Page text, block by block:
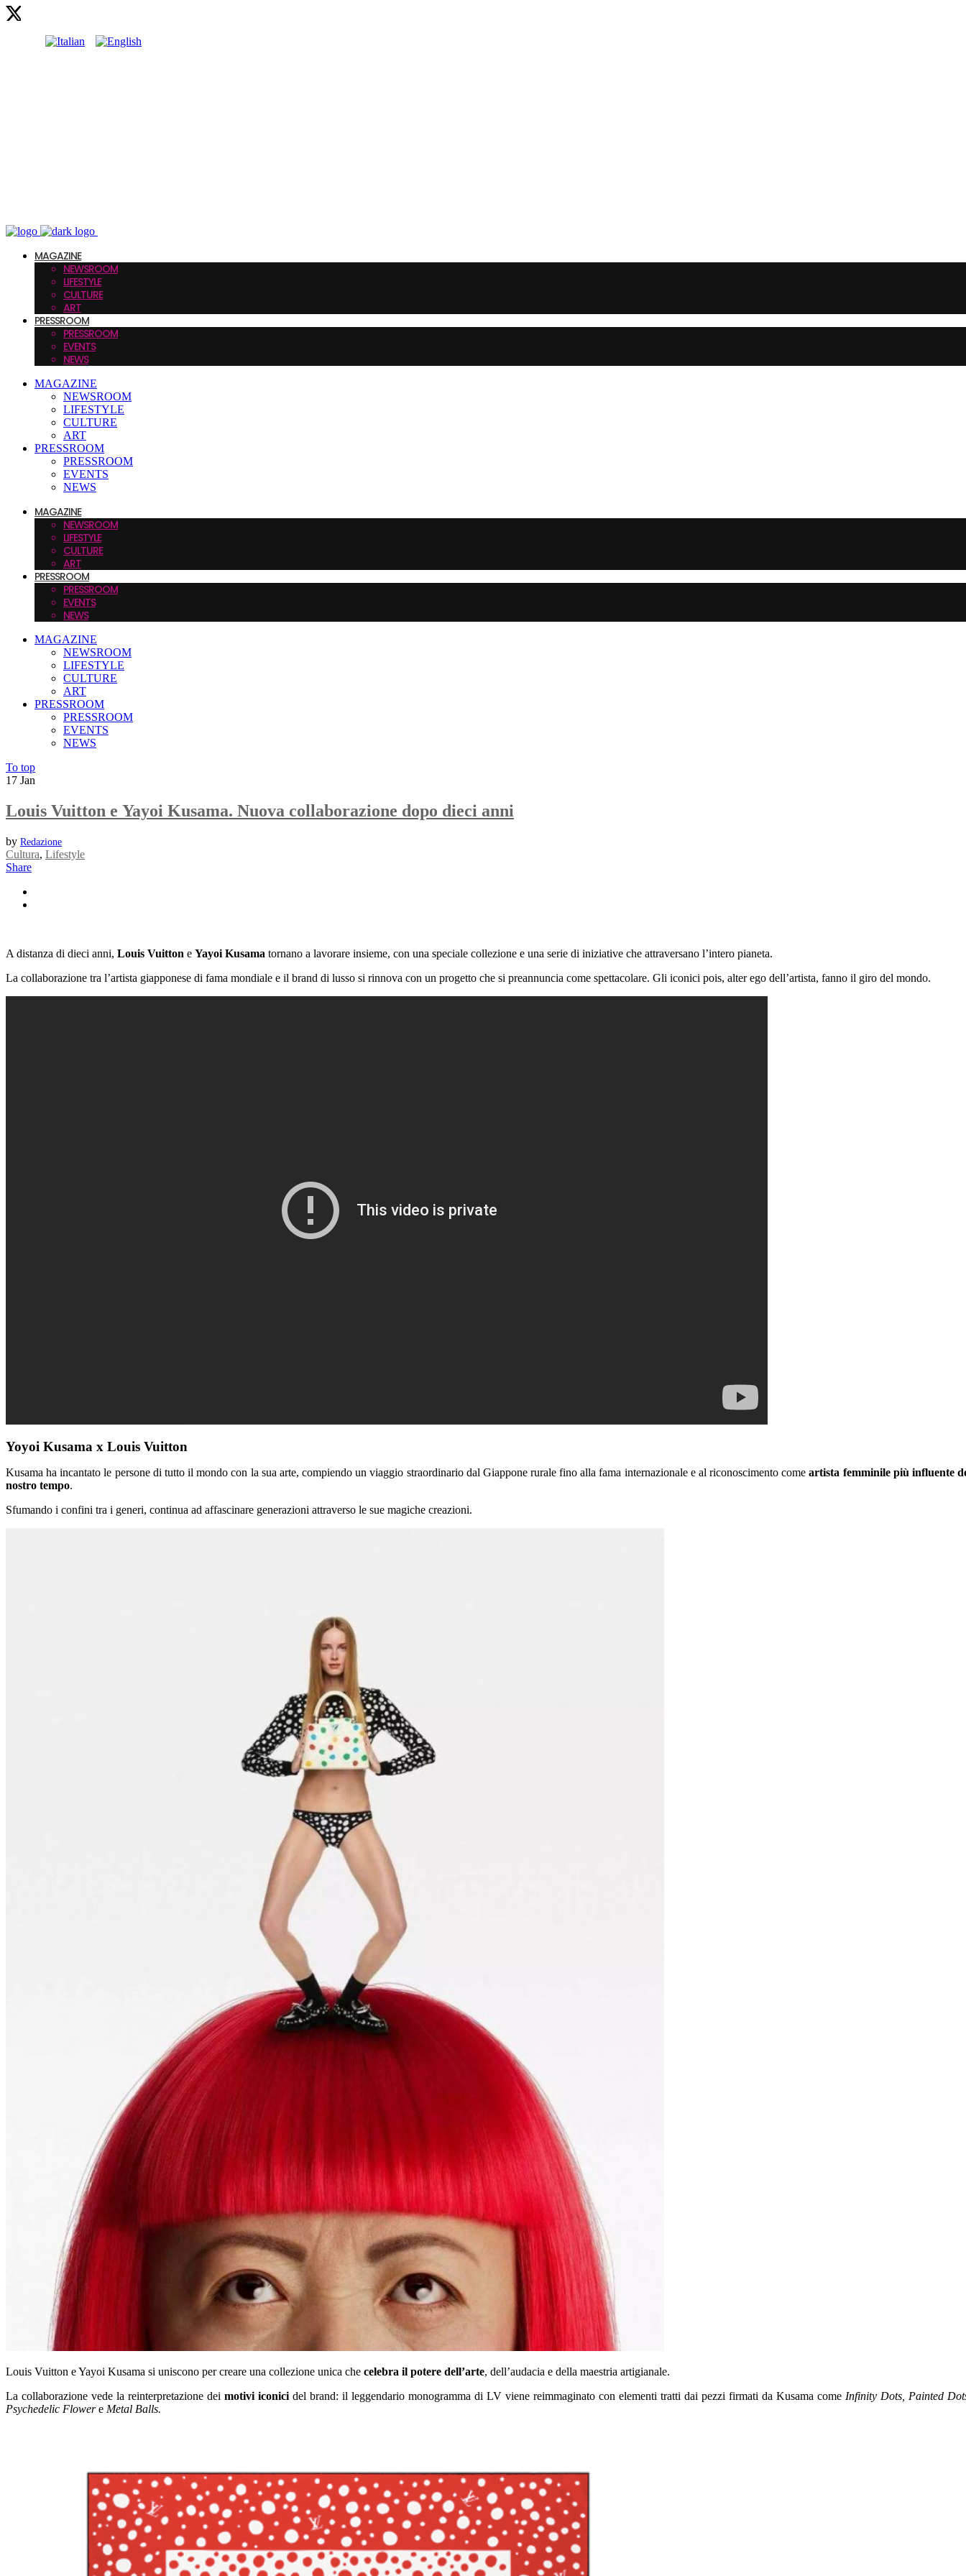
MAGAZINE
NEWSROOM
LIFESTYLE
CULTURE
ART
PRESSROOM
PRESSROOM
EVENTS
NEWS
MAGAZINE
NEWSROOM
LIFESTYLE
CULTURE
ART
PRESSROOM
PRESSROOM
EVENTS
NEWS
MAGAZINE
NEWSROOM
LIFESTYLE
CULTURE
ART
PRESSROOM
PRESSROOM
EVENTS
NEWS
MAGAZINE
NEWSROOM
LIFESTYLE
CULTURE
ART
PRESSROOM
PRESSROOM
EVENTS
NEWS
To top
17 Jan
Louis Vuitton e Yayoi Kusama. Nuova collaborazione dopo dieci anni
by Redazione
Cultura, Lifestyle
Share
A distanza di dieci anni, Louis Vuitton e Yayoi Kusama tornano a lavorare insieme, con una speciale collezione e una serie di iniziative che attraversano l’intero pianeta.
La collaborazione tra l’artista giapponese di fama mondiale e il brand di lusso si rinnova con un progetto che si preannuncia come spettacolare. Gli iconici pois, alter ego dell’artista, fanno il giro del mondo.
Yoyoi Kusama x Louis Vuitton
Kusama ha incantato le persone di tutto il mondo con la sua arte, compiendo un viaggio straordinario dal Giappone rurale fino alla fama internazionale e al riconoscimento comeartista femminile più influente
nostro tempo.
Sfumando i confini tra i generi, continua ad affascinare generazioni attraverso le sue magiche creazioni.
Louis Vuitton e Yayoi Kusama si uniscono per creare una collezione unica che celebra il potere dell’arte, dell’audacia e della maestria artigianale.
La collaborazione vede la reinterpretazione dei motivi iconici del brand: il leggendario monogramma di LV viene reimmaginato con elementi tratti dai pezzi firmati da Kusama come Infinity Dots, Painted
Psychedelic Flowere Metal Balls.